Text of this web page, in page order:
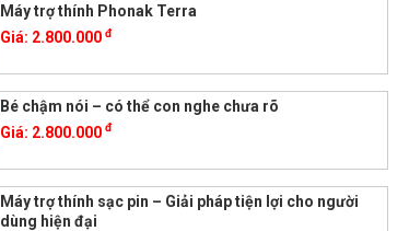
Máy trợ thính Phonak Terra
Giá: 2.800.000đ
Bé chậm nói – có thể con nghe chưa rõ
Giá: 2.800.000đ
Máy trợ thính sạc pin – Giải pháp tiện lợi cho người
dùng hiện đại